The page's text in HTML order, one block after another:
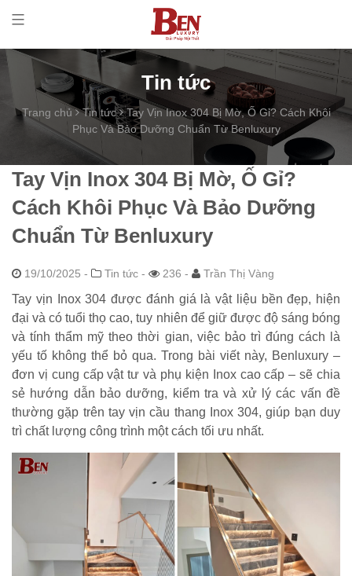
Tin tức
Trang chủ Tin tức
Tay Vịn Inox 304 Bị Mờ, Ố Gỉ? Cách Khôi
Phục Và Bảo Dưỡng Chuẩn Từ Benluxury
Tay Vịn Inox 304 Bị Mờ, Ố Gỉ?
Cách Khôi Phục Và Bảo Dưỡng
Chuẩn Từ Benluxury
19/10/2025 - Tin tức - 236 - Trần Thị Vàng
Tay vịn Inox 304 được đánh giá là vật liệu bền đẹp, hiện
đại và có tuổi thọ cao, tuy nhiên để giữ được độ sáng bóng
và tính thẩm mỹ theo thời gian, việc bảo trì đúng cách là
yếu tố không thể bỏ qua. Trong bài viết này, Benluxury –
đơn vị cung cấp vật tư và phụ kiện Inox cao cấp – sẽ chia
sẻ hướng dẫn bảo dưỡng, kiểm tra và xử lý các vấn đề
thường gặp trên tay vịn cầu thang Inox 304, giúp bạn duy
trì chất lượng công trình một cách tối ưu nhất.